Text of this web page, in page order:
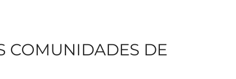
COMUNIDADES DE